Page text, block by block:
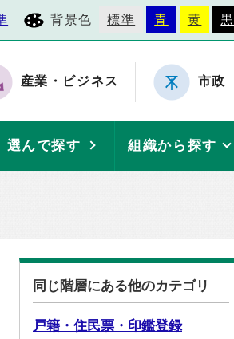
背景色 標準 青 黄 黒
産業・ビジネス 市政
選んで探す 組織から探す
同じ階層にある他のカテゴリ
戸籍・住民票・印鑑登録